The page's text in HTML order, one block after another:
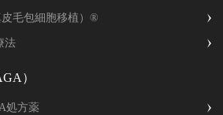
毛包細胞移植）®
法
）
処方薬